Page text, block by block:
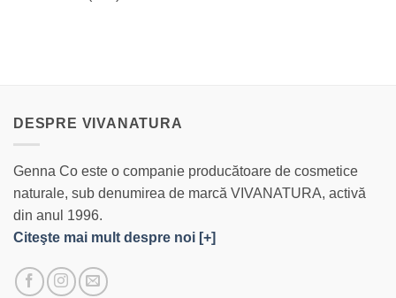
DESPRE VIVANATURA
Genna Co este o companie producătoare de cosmetice
naturale, sub denumirea de marcă VIVANATURA, activă
din anul 1996.
Citeşte mai mult despre noi [+]